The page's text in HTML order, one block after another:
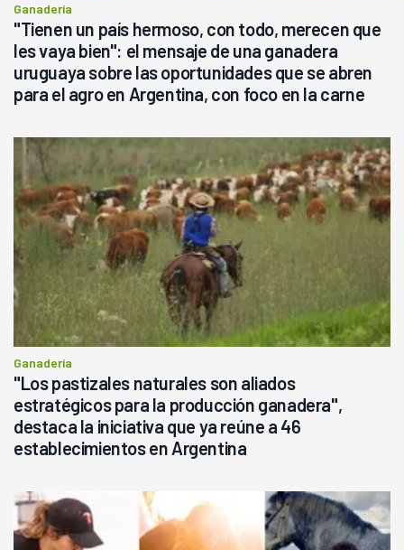
Ganadería
"Tienen un país hermoso, con todo, merecen que
les vaya bien": el mensaje de una ganadera
uruguaya sobre las oportunidades que se abren
para el agro en Argentina, con foco en la carne
Ganadería
"Los pastizales naturales son aliados
estratégicos para la producción ganadera",
destaca la iniciativa que ya reúne a 46
establecimientos en Argentina